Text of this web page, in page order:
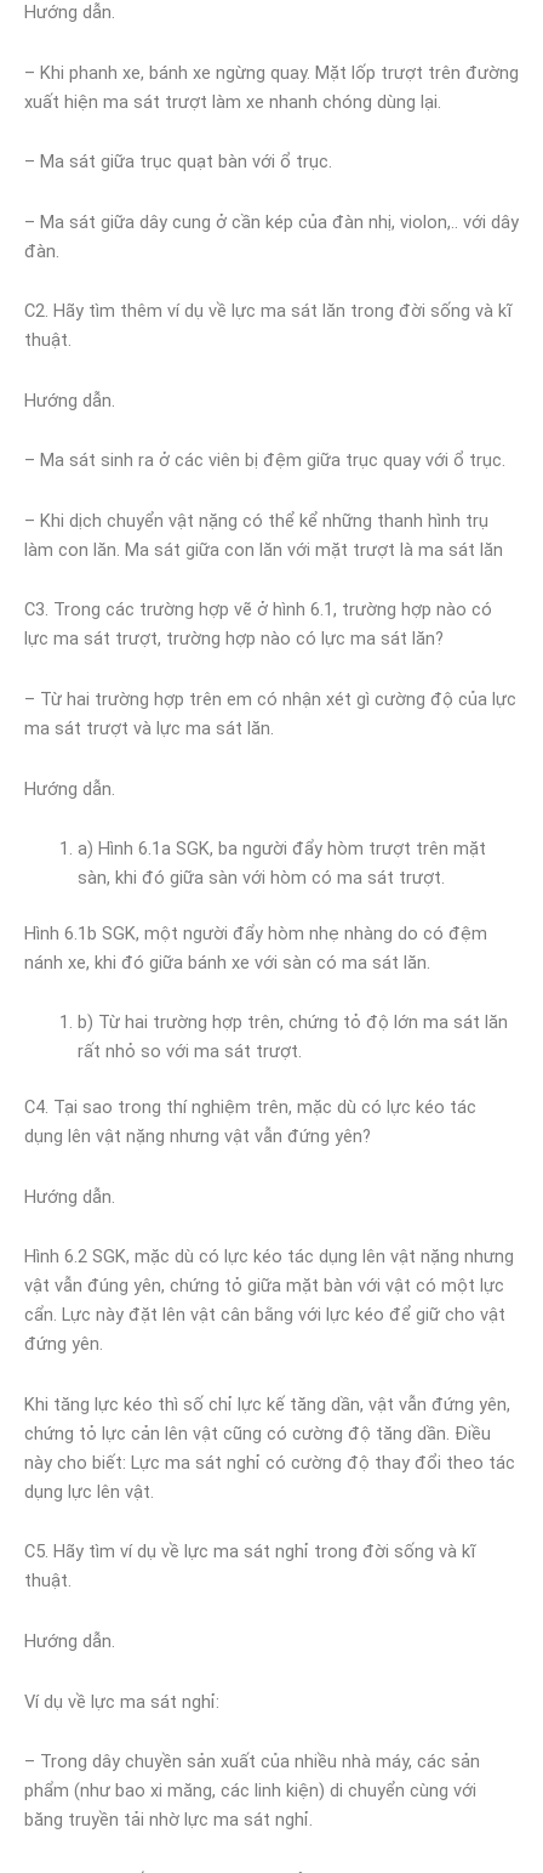
Hướng dẫn.
– Khi phanh xe, bánh xe ngừng quay. Mặt lốp trượt trên đường
xuất hiện ma sát trượt làm xe nhanh chóng dùng lại.
– Ma sát giữa trục quạt bàn với ổ trục.
– Ma sát giữa dây cung ở cần kép của đàn nhị, violon,.. với dây
đàn.
C2. Hãy tìm thêm ví dụ về lực ma sát lăn trong đời sống và kĩ
thuật.
Hướng dẫn.
– Ma sát sinh ra ở các viên bị đệm giữa trục quay với ổ trục.
– Khi dịch chuyển vật nặng có thể kể những thanh hình trụ
làm con lăn. Ma sát giữa con lăn với mặt trượt là ma sát lăn
C3. Trong các trường hợp vẽ ở hình 6.1, trường hợp nào có
lực ma sát trượt, trường hợp nào có lực ma sát lăn?
– Từ hai trường hợp trên em có nhận xét gì cường độ của lực
ma sát trượt và lực ma sát lăn.
Hướng dẫn.
a) Hình 6.1a SGK, ba người đẩy hòm trượt trên mặt
sàn, khi đó giữa sàn với hòm có ma sát trượt.
Hình 6.1b SGK, một người đẩy hòm nhẹ nhàng do có đệm
nánh xe, khi đó giữa bánh xe với sàn có ma sát lăn.
b) Từ hai trường hợp trên, chứng tỏ độ lớn ma sát lăn
rất nhỏ so với ma sát trượt.
C4. Tại sao trong thí nghiệm trên, mặc dù có lực kéo tác
dụng lên vật nặng nhưng vật vẫn đứng yên?
Hướng dẫn.
Hình 6.2 SGK, mặc dù có lực kéo tác dụng lên vật nặng nhưng
vật vẫn đúng yên, chứng tỏ giữa mặt bàn với vật có một lực
cẩn. Lực này đặt lên vật cân bằng với lực kéo để giữ cho vật
đứng yên.
Khi tăng lực kéo thì số chỉ lực kế tăng dần, vật vẫn đứng yên,
chứng tỏ lực cản lên vật cũng có cường độ tăng dần. Điều
này cho biết: Lực ma sát nghỉ có cường độ thay đổi theo tác
dụng lực lên vật.
C5. Hãy tìm ví dụ về lực ma sát nghỉ trong đời sống và kĩ
thuật.
Hướng dẫn.
Ví dụ về lực ma sát nghỉ:
– Trong dây chuyền sản xuất của nhiều nhà máy, các sản
phẩm (như bao xi măng, các linh kiện) di chuyển cùng với
băng truyền tải nhờ lực ma sát nghỉ.